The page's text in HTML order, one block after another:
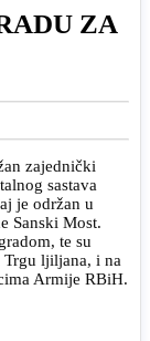
ZA
zajednički
sastava
je održan u
Sanski Most.
te su
ljiljana, i na
Armije RBiH.